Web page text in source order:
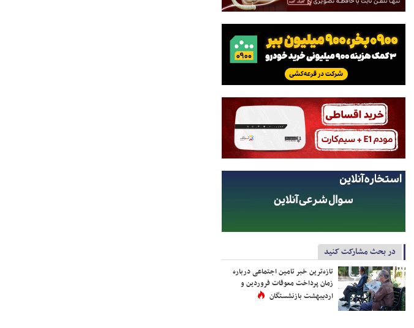
در بحث مشارکت کنید
تازه‌ترین خبر تامین اجتماعی درباره
زمان پرداخت معوقات فروردین و
اردیبهشت بازنشستگان